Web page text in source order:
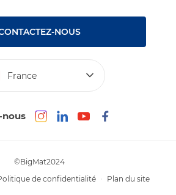
NOUS
France
nous
©BigMat2024
de confidentialité Plan du site